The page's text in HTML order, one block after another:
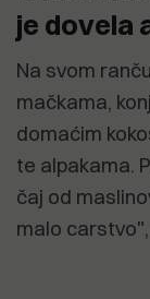
je dovela
Na svom
mačkama,
domaćim
te alpakama.
čaj od
malo